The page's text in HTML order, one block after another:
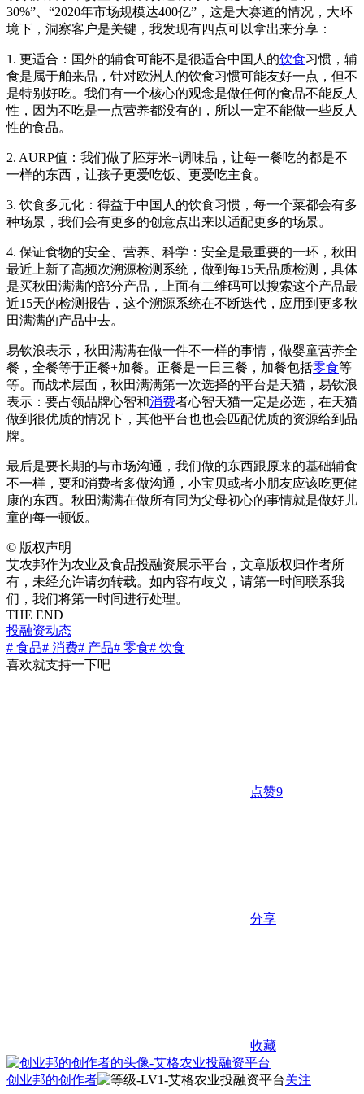
30%”、“2020年市场规模达400亿”，这是大赛道的情况，大环
境下，洞察客户是关键，我发现有四点可以拿出来分享：
1. 更适合：国外的辅食可能不是很适合中国人的饮食习惯，辅
食是属于舶来品，针对欧洲人的饮食习惯可能友好一点，但不
是特别好吃。我们有一个核心的观念是做任何的食品不能反人
性，因为不吃是一点营养都没有的，所以一定不能做一些反人
性的食品。
2. AURP值：我们做了胚芽米+调味品，让每一餐吃的都是不
一样的东西，让孩子更爱吃饭、更爱吃主食。
3. 饮食多元化：得益于中国人的饮食习惯，每一个菜都会有多
种场景，我们会有更多的创意点出来以适配更多的场景。
4. 保证食物的安全、营养、科学：安全是最重要的一环，秋田
最近上新了高频次溯源检测系统，做到每15天品质检测，具体
是买秋田满满的部分产品，上面有二维码可以搜索这个产品最
近15天的检测报告，这个溯源系统在不断迭代，应用到更多秋
田满满的产品中去。
易钦浪表示，秋田满满在做一件不一样的事情，做婴童营养全
餐，全餐等于正餐+加餐。正餐是一日三餐，加餐包括零食等
等。而战术层面，秋田满满第一次选择的平台是天猫，易钦浪
表示：要占领品牌心智和消费者心智天猫一定是必选，在天猫
做到很优质的情况下，其他平台也也会匹配优质的资源给到品
牌。
最后是要长期的与市场沟通，我们做的东西跟原来的基础辅食
不一样，要和消费者多做沟通，小宝贝或者小朋友应该吃更健
康的东西。秋田满满在做所有同为父母初心的事情就是做好儿
童的每一顿饭。
© 版权声明
艾农邦作为农业及食品投融资展示平台，文章版权归作者所
有，未经允许请勿转载。如内容有歧义，请第一时间联系我
们，我们将第一时间进行处理。
THE END
投融资动态
# 食品# 消费# 产品# 零食# 饮食
喜欢就支持一下吧
点赞9
分享
收藏
创业邦的创作者 关注